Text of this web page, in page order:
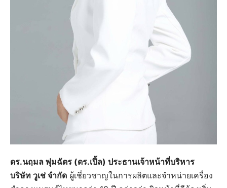
ดร.นฤมล พุ่มฉัตร (ดร.เปิ้ล) ประธานเจ้าหน้าที่บริหาร
บริษัท วูเช่ จำกัด ผู้เชี่ยวชาญในการผลิตและจำหน่ายเครื่อง